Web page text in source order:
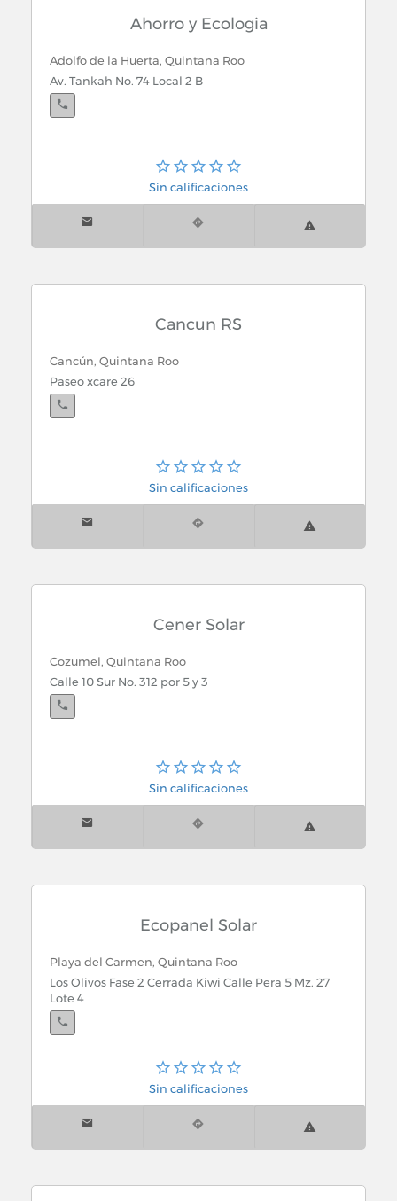
Ahorro y Ecologia
Adolfo de la Huerta, Quintana Roo
Av. Tankah No. 74 Local 2 B
Sin calificaciones
Cancun RS
Cancún, Quintana Roo
Paseo xcare 26
Sin calificaciones
Cener Solar
Cozumel, Quintana Roo
Calle 10 Sur No. 312 por 5 y 3
Sin calificaciones
Ecopanel Solar
Playa del Carmen, Quintana Roo
Los Olivos Fase 2 Cerrada Kiwi Calle Pera 5 Mz. 27
Lote 4
Sin calificaciones